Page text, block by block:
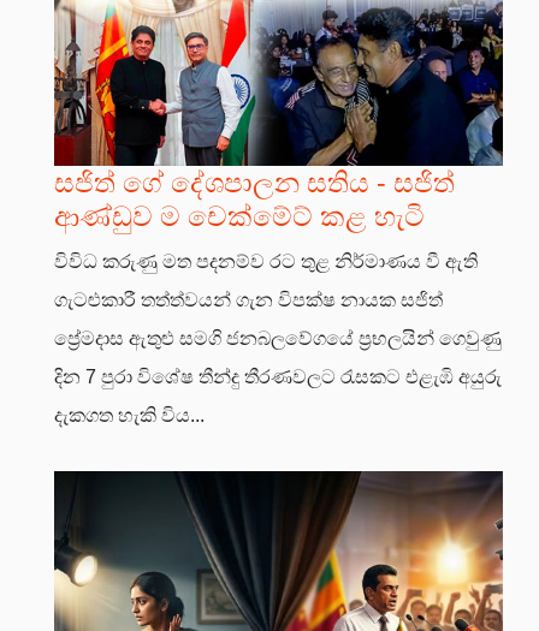
සජිත් ගේ දේශපාලන සතිය - සජිත්
ආණ්ඩුව ම චෙක්මේට් කළ හැටි
විවිධ කරුණු මත පදනම්ව රට තුළ නිර්මාණය වී ඇති
ගැටළුකාරී තත්ත්වයන් ගැන විපක්ෂ නායක සජිත්
ප්‍රේමදාස ඇතුළු සමගි ජනබලවේගයේ ප්‍රභලයින් ගෙවුණු
දින 7 පුරා විශේෂ තීන්දු තීරණවලට රැසකට එළැඹි අයුරු
දැකගත හැකි විය...